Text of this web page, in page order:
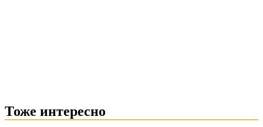
Тоже интересно